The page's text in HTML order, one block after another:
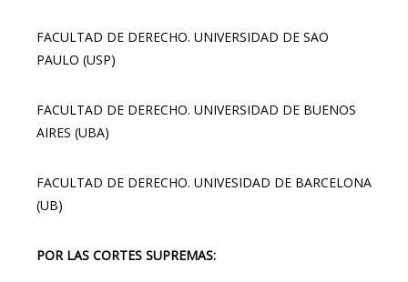
FACULTAD DE DERECHO. UNIVERSIDAD DE SAO
PAULO (USP)
FACULTAD DE DERECHO. UNIVERSIDAD DE BUENOS
AIRES (UBA)
FACULTAD DE DERECHO. UNIVESIDAD DE BARCELONA
(UB)
POR LAS CORTES SUPREMAS: